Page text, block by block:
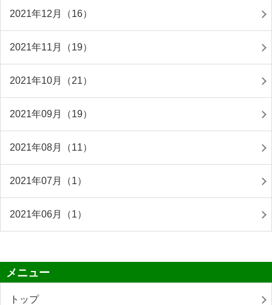
2021年12月（16）
2021年11月（19）
2021年10月（21）
2021年09月（19）
2021年08月（11）
2021年07月（1）
2021年06月（1）
メニュー
トップ